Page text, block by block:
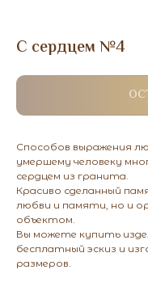
С сердцем №4
Способов выражения
умершему человеку
сердцем из гранита.
Красиво сделанный
любви и памяти, но и
объектом.
Вы можете купить
бесплатный эскиз и
размеров.